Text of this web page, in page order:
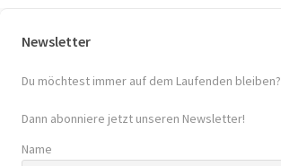
Newsletter
Du möchtest immer auf dem Laufenden bleiben?
Dann abonniere jetzt unseren Newsletter!
Name